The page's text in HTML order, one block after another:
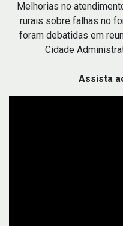
Melhorias no
rurais sobre falhas no
foram debatidas em
Cidade
Assista